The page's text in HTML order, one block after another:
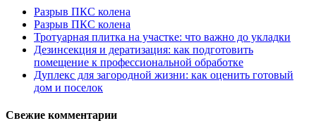
Разрыв ПКС колена
Разрыв ПКС колена
Тротуарная плитка на участке: что важно до укладки
Дезинсекция и дератизация: как подготовить
помещение к профессиональной обработке
Дуплекс для загородной жизни: как оценить готовый
дом и поселок
Свежие комментарии